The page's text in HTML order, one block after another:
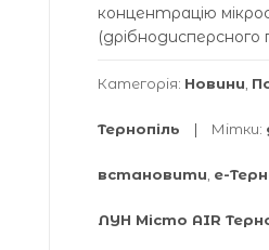
концентрацію
Категорія: Новини
Тернопіль Мітки:
встановити е-
ЛУН Місто AIR